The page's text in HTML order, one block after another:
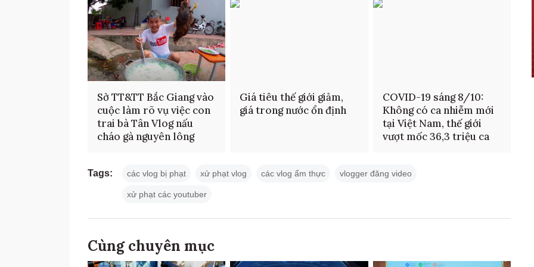
Sở TT&TT Bắc Giang vào
cuộc làm rõ vụ việc con
trai bà Tân Vlog nấu
cháo gà nguyên lông
Giá tiêu thế giới giảm,
giá trong nước ổn định
COVID-19 sáng 8/10:
Không có ca nhiễm mới
tại Việt Nam, thế giới
vượt mốc 36,3 triệu ca
Tags: các vlog bị phạt xử phạt vlog các vlog ẩm thực vlogger đăng video
xử phạt các youtuber
Cùng chuyên mục